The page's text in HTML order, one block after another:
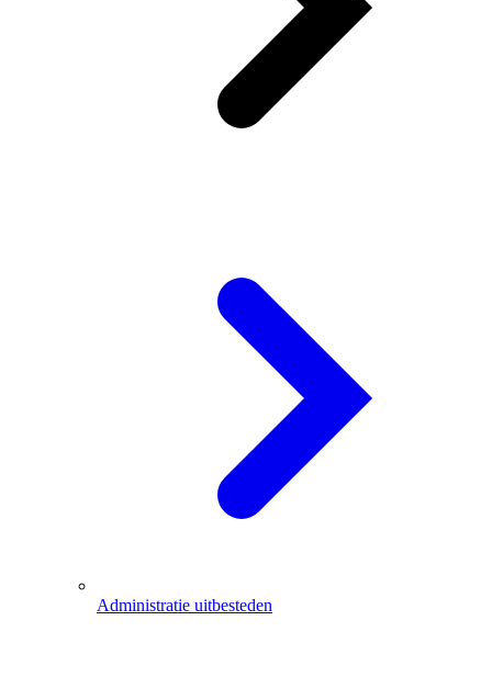
Administratie uitbesteden